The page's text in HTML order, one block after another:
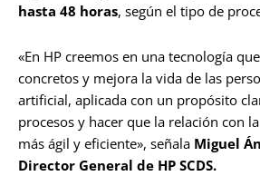
hasta 48 horas, según el tipo de
«En HP creemos en una tecnología
concretos y mejora la vida de las
artificial, aplicada con un propósito
procesos y hacer que la relación con
más ágil y eficiente», señala Miguel
Director General de HP SCDS.